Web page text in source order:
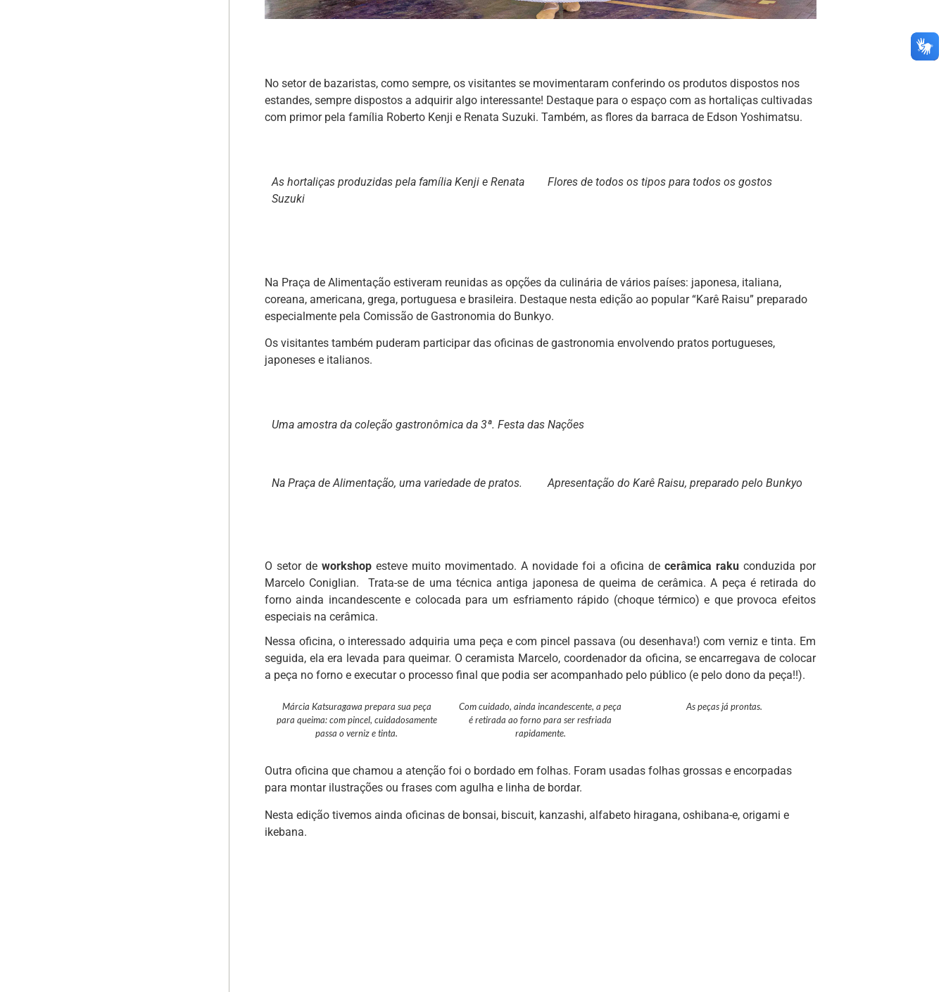
No setor de bazaristas, como sempre, os visitantes se movimentaram conferindo os produtos dispostos nos
estandes, sempre dispostos a adquirir algo interessante! Destaque para o espaço com as hortaliças cultivadas
com primor pela família Roberto Kenji e Renata Suzuki. Também, as flores da barraca de Edson Yoshimatsu.
As hortaliças produzidas pela família Kenji e Renata
Suzuki
Flores de todos os tipos para todos os gostos
Na Praça de Alimentação estiveram reunidas as opções da culinária de vários países: japonesa, italiana,
coreana, americana, grega, portuguesa e brasileira. Destaque nesta edição ao popular “Karê Raisu” preparado
especialmente pela Comissão de Gastronomia do Bunkyo.
Os visitantes também puderam participar das oficinas de gastronomia envolvendo pratos portugueses,
japoneses e italianos.
Uma amostra da coleção gastronômica da 3ª. Festa das Nações
Na Praça de Alimentação, uma variedade de pratos. Apresentação do Karê Raisu, preparado pelo Bunkyo
O setor de workshopesteve muito movimentado. A novidade foi a oficina de cerâmica rakuconduzida por
Marcelo Coniglian. Trata-se de uma técnica antiga japonesa de queima de cerâmica. A peça é retirada do
forno ainda incandescente e colocada para um esfriamento rápido (choque térmico) e que provoca efeitos
especiais na cerâmica.
Nessa oficina, o interessado adquiria uma peça e com pincel passava (ou desenhava!) com verniz e tinta. Em
seguida, ela era levada para queimar. O ceramista Marcelo, coordenador da oficina, se encarregava de colocar
a peça no forno e executar o processo final que podia ser acompanhado pelo público (e pelo dono da peça!!).
Márcia Katsuragawa prepara sua peça
para queima: com pincel, cuidadosamente
passa o verniz e tinta.
Com cuidado, ainda incandescente, a peça
é retirada ao forno para ser resfriada
rapidamente.
As peças já prontas.
Outra oficina que chamou a atenção foi o bordado em folhas. Foram usadas folhas grossas e encorpadas
para montar ilustrações ou frases com agulha e linha de bordar.
Nesta edição tivemos ainda oficinas de bonsai, biscuit, kanzashi, alfabeto hiragana, oshibana-e, origami e
ikebana.